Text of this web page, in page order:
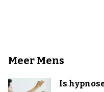
Meer Mens
Is